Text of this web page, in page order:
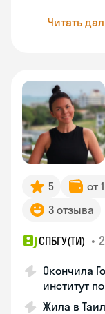
Читать
5 от
3 отзыва
СПБГУ(ТИ) •
Окончила
институт
Жила в